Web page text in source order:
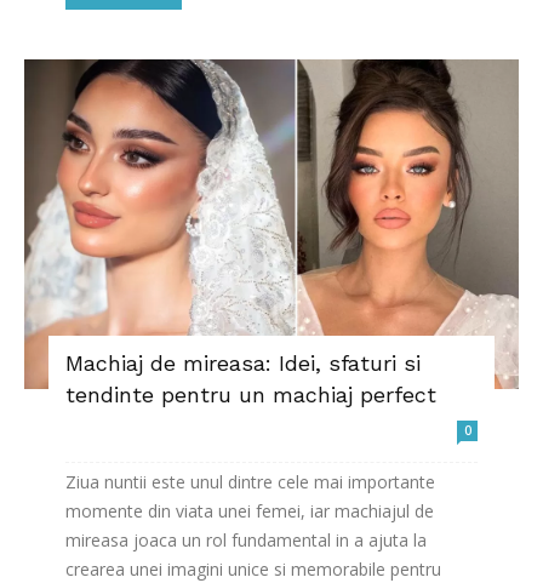
Machiaj de mireasa: Idei, sfaturi si
tendinte pentru un machiaj perfect
0
Ziua nuntii este unul dintre cele mai importante
momente din viata unei femei, iar machiajul de
mireasa joaca un rol fundamental in a ajuta la
crearea unei imagini unice si memorabile pentru